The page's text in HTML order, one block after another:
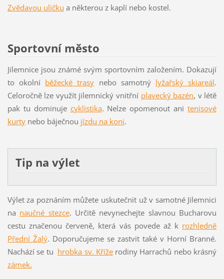
Zvědavou uličku a některou z kaplí nebo kostel.
Sportovní město
Jilemnice jsou známé svým sportovním založením. Dokazují
to okolní běžecké trasy nebo samotný lyžařský skiareál.
Celoročně lze využít jilemnický vnitřní plavecký bazén, v létě
pak tu dominuje cyklistika. Nelze opomenout anitenisové
kurtynebo báječnou jízdu na koni.
Tip na výlet
Výlet za poznáním můžete uskutečnit už v samotné Jilemnici
na naučné stezce. Určitě nevynechejte slavnou Bucharovu
cestu značenou červeně, která vás povede až k rozhledně
Přední Žalý. Doporučujeme se zastvit také v Horní Branné.
Nachází se tu hrobka sv. Křížerodiny Harrachů nebo krásný
zámek.